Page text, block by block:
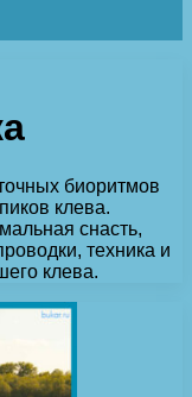
биоритмов
клева.
снасть,
техника и
клева.